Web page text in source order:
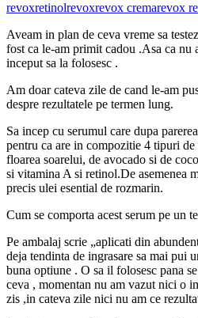
revoxretinolrevoxrevox cremarevox
Aveam in plan de ceva vreme sa
fost ca le-am primit cadou .Asa ca nu
inceput sa la folosesc .
Am doar cateva zile de cand le-am
despre rezultatele pe termen lung.
Sa incep cu serumul care dupa
pentru ca are in compozitie 4 tipuri
floarea soarelui, de avocado si de
si vitamina A si retinol.De asemenea
precis ulei esential de rozmarin.
Cum se comporta acest serum pe un
Pe ambalaj scrie „aplicati din
deja tendinta de ingrasare sa mai pui
buna optiune . O sa il folosesc pana
ceva , momentan nu am vazut nici o
zis ,in cateva zile nici nu am ce